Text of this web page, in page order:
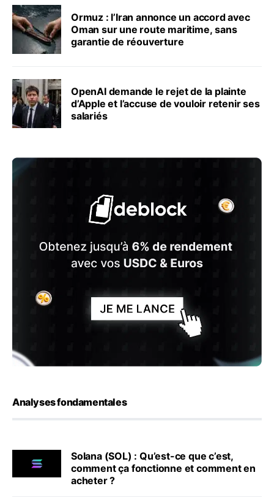
Ormuz : l’Iran annonce un accord avec
Oman sur une route maritime, sans
garantie de réouverture
OpenAI demande le rejet de la plainte
d’Apple et l’accuse de vouloir retenir ses
salariés
Analyses fondamentales
Solana (SOL) : Qu’est-ce que c’est,
comment ça fonctionne et comment en
acheter ?